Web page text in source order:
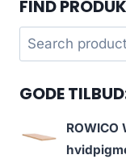
FIND
Search
for:
GODE